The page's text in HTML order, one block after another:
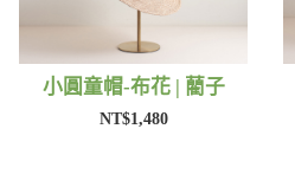
小圓童帽-布花 | 藺子
NT$1,480